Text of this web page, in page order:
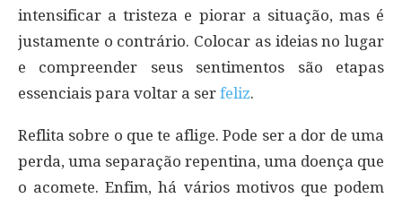
intensificar a tristeza e piorar a situação, mas é
justamente o contrário. Colocar as ideias no lugar
e compreender seus sentimentos são etapas
essenciais para voltar a ser feliz.
Reflita sobre o que te aflige. Pode ser a dor de uma
perda, uma separação repentina, uma doença que
o acomete. Enfim, há vários motivos que podem